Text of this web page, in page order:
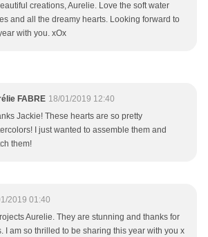
creations, Aurelie. Love the soft water
and all the dreamy hearts. Looking forward to
with you. xOx
FABRE 18/01/2019 12:40
Jackie! These hearts are so pretty
I just wanted to assemble them and
them!
2019 01:40
Aurelie. They are stunning and thanks for
I am so thrilled to be sharing this year with you x